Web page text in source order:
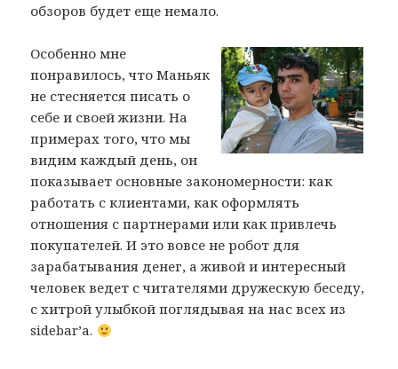
обзоров будет еще немало.
Особенно мне
понравилось, что Маньяк
не стесняется писать о
себе и своей жизни. На
примерах того, что мы
видим каждый день, он
показывает основные закономерности: как
работать с клиентами, как оформлять
отношения с партнерами или как привлечь
покупателей. И это вовсе не робот для
зарабатывания денег, а живой и интересный
человек ведет с читателями дружескую беседу,
с хитрой улыбкой поглядывая на нас всех из
sidebar’а.